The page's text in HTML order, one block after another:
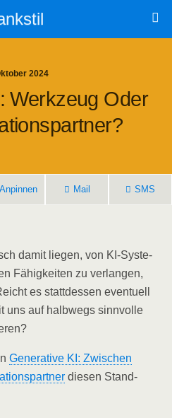
2024
Werk­zeug Oder
Anpin­nen Mail SMS
damit lie­gen, von KI-Sys­te­
Fähig­kei­ten zu ver­lan­gen,
es statt­des­sen even­tu­ell
uns auf halb­wegs sinn­vol­le
Gene­ra­ti­ve KI: Zwi­schen
die­sen Stand­